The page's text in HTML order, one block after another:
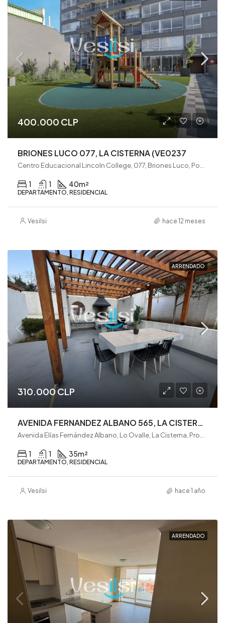
400.000 CLP
BRIONES LUCO 077, LA CISTERNA (VE0237
1 1 40m²
DEPARTAMENTO, RESIDENCIAL
Vesilsi hace 12 meses
ARRENDADO
310.000 CLP
AVENIDA FERNANDEZ ALBANO 565, LA CISTERNA (VE0224)
1 1 35m²
DEPARTAMENTO, RESIDENCIAL
Vesilsi hace 1 año
ARRENDADO